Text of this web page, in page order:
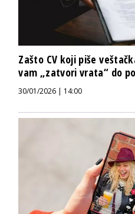
Zašto CV koji piše
vam „zatvori vrata“ do
30/01/2026 | 14:00